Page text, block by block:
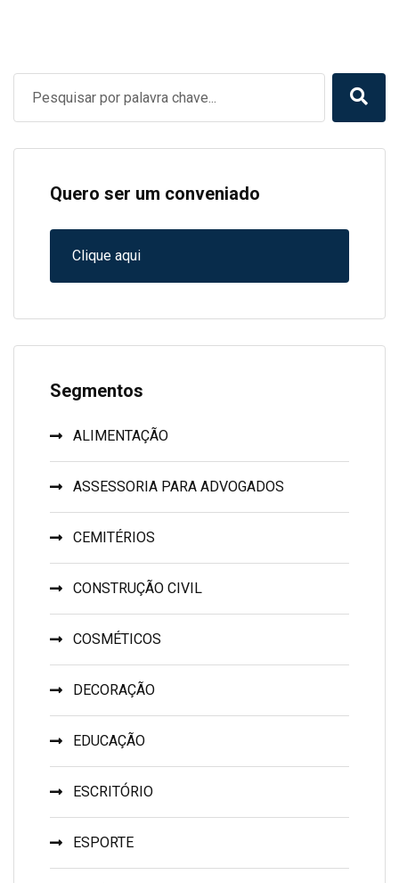
Quero ser um conveniado
Clique aqui
Segmentos
ALIMENTAÇÃO
ASSESSORIA PARA ADVOGADOS
CEMITÉRIOS
CONSTRUÇÃO CIVIL
COSMÉTICOS
DECORAÇÃO
EDUCAÇÃO
ESCRITÓRIO
ESPORTE